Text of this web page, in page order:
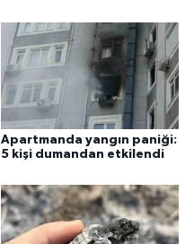
Apartmanda yangın paniği:
5 kişi dumandan etkilendi